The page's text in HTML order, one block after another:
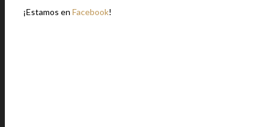
¡Estamos en Facebook!